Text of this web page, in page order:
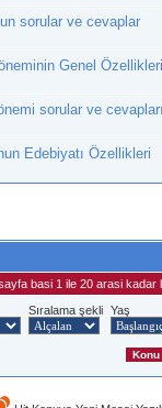
sorular ve cevaplar
Genel Özellikleri
sorular ve cevapları
Edebiyatı Özellikleri
basi 1 ile 20 arasi kadar
Sıralama şekli Yaş